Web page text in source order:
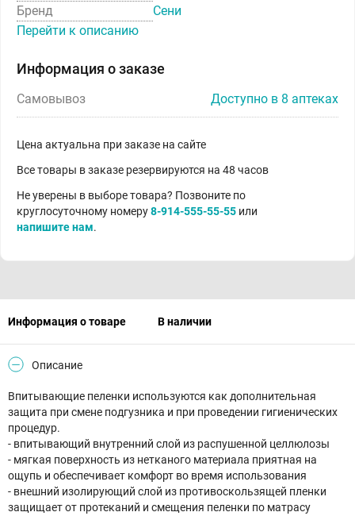
Бренд
Сени
Перейти к описанию
Информация о заказе
Самовывоз Доступно в 8 аптеках
Цена актуальна при заказе на сайте
Все товары в заказе резервируются на 48 часов
Не уверены в выборе товара? Позвоните по
круглосуточному номеру8-914-555-55-55 или
напишите нам.
Информация о товаре В наличии
Описание
Впитывающие пеленки используются как дополнительная
защита при смене подгузника и при проведении гигиенических
процедур.
- впитывающий внутренний слой из распушенной целлюлозы
- мягкая поверхность из нетканого материала приятная на
ощупь и обеспечивает комфорт во время использования
- внешний изолирующий слой из противоскользящей пленки
защищает от протеканий и смещения пеленки по матрасу